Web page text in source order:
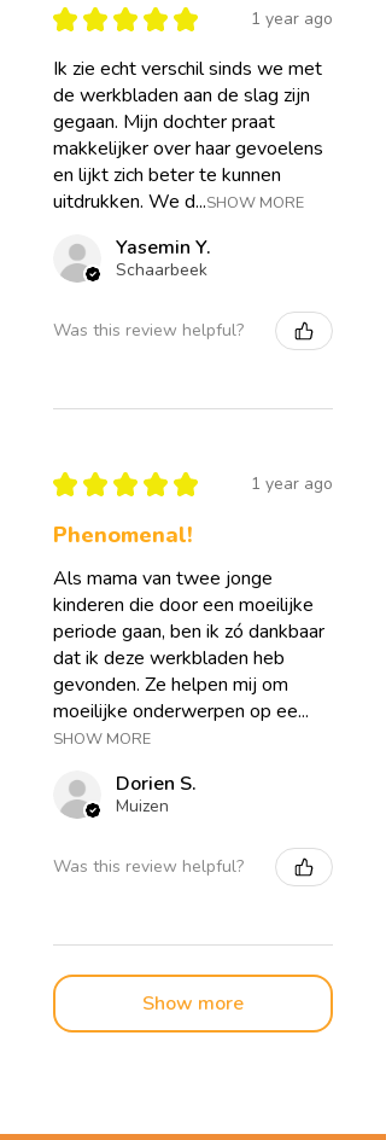
★ ★ ★ ★ ★ 1 year ago
Ik zie echt verschil sinds we met
de werkbladen aan de slag zijn
gegaan. Mijn dochter praat
makkelijker over haar gevoelens
en lijkt zich beter te kunnen
uitdrukken. We d...SHOW MORE
Yasemin Y.
Schaarbeek
Was this review helpful?
★ ★ ★ ★ ★ 1 year ago
Phenomenal!
Als mama van twee jonge
kinderen die door een moeilijke
periode gaan, ben ik zó dankbaar
dat ik deze werkbladen heb
gevonden. Ze helpen mij om
moeilijke onderwerpen op ee...
SHOW MORE
Dorien S.
Muizen
Was this review helpful?
Show more